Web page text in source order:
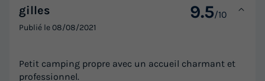
gilles 9.5/10
Publié le08/08/2021
Petit camping propre avec un accueil charmant et
professionnel.